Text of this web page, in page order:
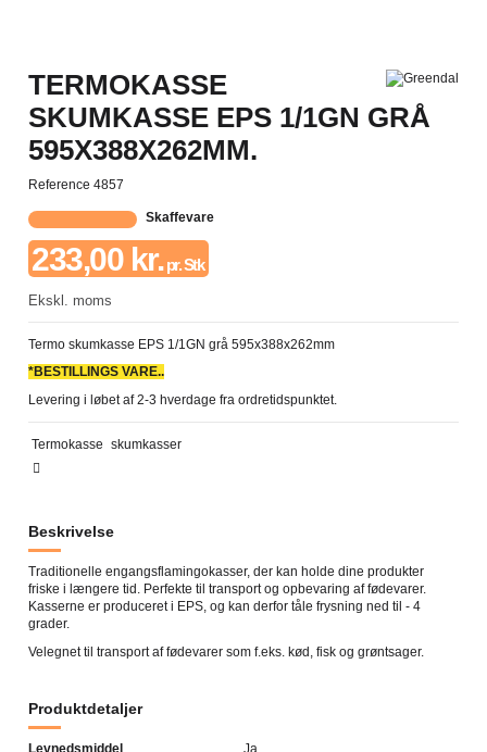
TERMOKASSE
SKUMKASSE EPS 1/1GN GRÅ
595X388X262MM.
Reference 4857
Skaffevare
233,00 kr.pr. Stk
Ekskl. moms
Termo skumkasse EPS 1/1GN grå 595x388x262mm
*BESTILLINGS VARE..
Levering i løbet af 2-3 hverdage fra ordretidspunktet.
Termokasse skumkasser
Beskrivelse
Traditionelle engangsflamingokasser, der kan holde dine produkter
friske i længere tid. Perfekte til transport og opbevaring af fødevarer.
Kasserne er produceret i EPS, og kan derfor tåle frysning ned til - 4
grader.
Velegnet til transport af fødevarer som f.eks. kød, fisk og grøntsager.
Produktdetaljer